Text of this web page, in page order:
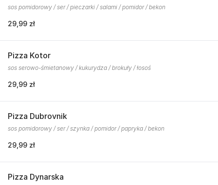
sos pomidorowy / ser / pieczarki / salami / pomidor / bekon
29,99 zł
Pizza Kotor
sos serowo-śmietanowy / kukurydza / brokuły / łosoś
29,99 zł
Pizza Dubrovnik
sos pomidorowy / ser / szynka / pomidor / papryka / bekon
29,99 zł
Pizza Dynarska